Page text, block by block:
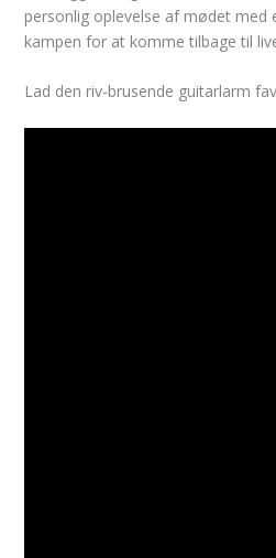
personlig oplevelse af mødet med
kampen for at komme tilbage til
Lad den riv-brusende guitarlarm